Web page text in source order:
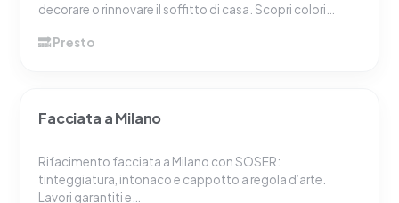
decorare o rinnovare il soffitto di casa. Scopri colori…
Facciata a Milano
Rifacimento facciata a Milano con SOSER:
tinteggiatura, intonaco e cappotto a regola d’arte.
Lavori garantiti e…